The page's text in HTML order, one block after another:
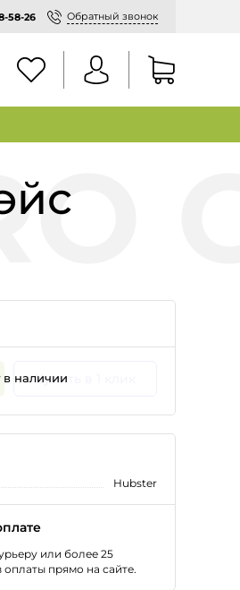
58-26 Обратный звонок
в наличииКупить в 1 клик
Hubster
или более 25
оплаты прямо на сайте.